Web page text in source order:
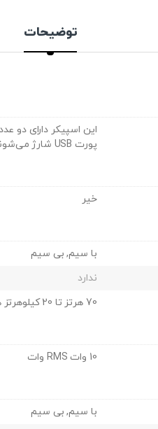
توضیحات
پورت USB شارژ می‌شوند به کار می‌رود و فلش مموری یا هارد دیسک به آن متصل نمی‌گردد.
خیر
با سیم, بی سیم
ندارد
70 هرتز تا 20 کیلوهرتز هرتز
10 وات RMS وات
با سیم, بی سیم